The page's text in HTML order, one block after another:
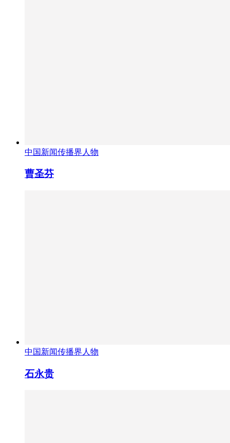
中国新闻传播界人物
曹圣芬
中国新闻传播界人物
石永贵